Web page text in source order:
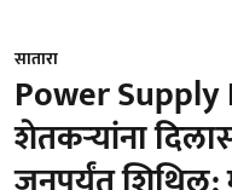
सातारा
Power
शेतकऱ्यांना